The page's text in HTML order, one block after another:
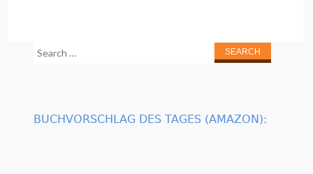
Search
BUCHVORSCHLAG DES TAGES (AMAZON):